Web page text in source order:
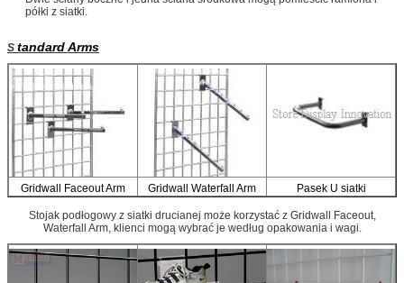
półki z siatki.
S tandard Arms
Gridwall Faceout Arm Gridwall Waterfall Arm Pasek U siatki
Stojak podłogowy z siatki drucianej może korzystać z Gridwall Faceout,
Waterfall Arm, klienci mogą wybrać je według opakowania i wagi.